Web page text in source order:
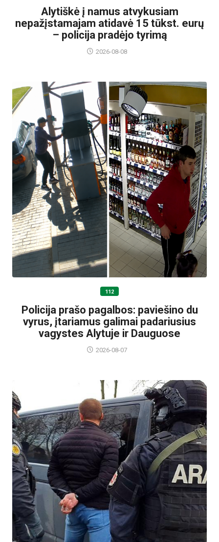
Alytiškė į namus atvykusiam
nepažįstamajam atidavė 15 tūkst. eurų
– policija pradėjo tyrimą
2026-08-08
112
Policija prašo pagalbos: paviešino du
vyrus, įtariamus galimai padariusius
vagystes Alytuje ir Dauguose
2026-08-07